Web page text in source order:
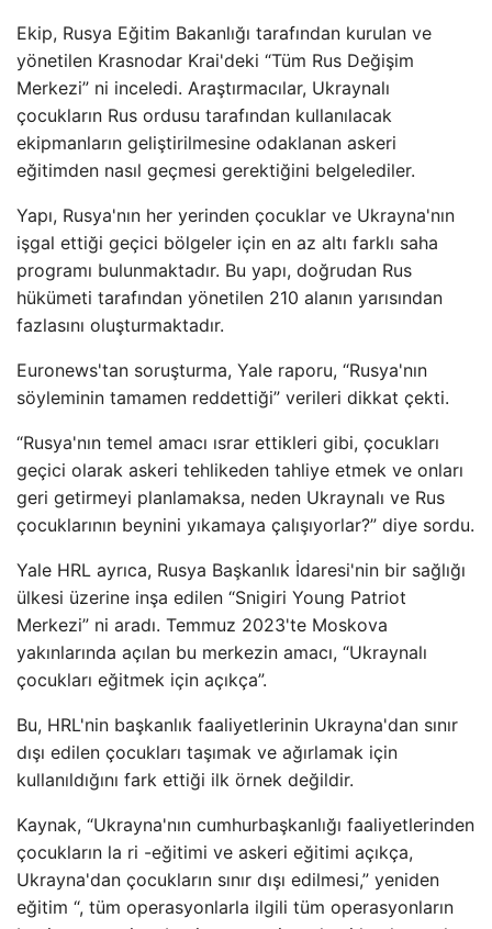
Ekip, Rusya Eğitim Bakanlığı tarafından kurulan ve
yönetilen Krasnodar Krai'deki “Tüm Rus Değişim
Merkezi” ni inceledi. Araştırmacılar, Ukraynalı
çocukların Rus ordusu tarafından kullanılacak
ekipmanların geliştirilmesine odaklanan askeri
eğitimden nasıl geçmesi gerektiğini belgelediler.
Yapı, Rusya'nın her yerinden çocuklar ve Ukrayna'nın
işgal ettiği geçici bölgeler için en az altı farklı saha
programı bulunmaktadır. Bu yapı, doğrudan Rus
hükümeti tarafından yönetilen 210 alanın yarısından
fazlasını oluşturmaktadır.
Euronews'tan soruşturma, Yale raporu, “Rusya'nın
söyleminin tamamen reddettiği” verileri dikkat çekti.
“Rusya'nın temel amacı ısrar ettikleri gibi, çocukları
geçici olarak askeri tehlikeden tahliye etmek ve onları
geri getirmeyi planlamaksa, neden Ukraynalı ve Rus
çocuklarının beynini yıkamaya çalışıyorlar?” diye sordu.
Yale HRL ayrıca, Rusya Başkanlık İdaresi'nin bir sağlığı
ülkesi üzerine inşa edilen “Snigiri Young Patriot
Merkezi” ni aradı. Temmuz 2023'te Moskova
yakınlarında açılan bu merkezin amacı, “Ukraynalı
çocukları eğitmek için açıkça”.
Bu, HRL'nin başkanlık faaliyetlerinin Ukrayna'dan sınır
dışı edilen çocukları taşımak ve ağırlamak için
kullanıldığını fark ettiği ilk örnek değildir.
Kaynak, “Ukrayna'nın cumhurbaşkanlığı faaliyetlerinden
çocukların la ri -eğitimi ve askeri eğitimi açıkça,
Ukrayna'dan çocukların sınır dışı edilmesi,” yeniden
eğitim “, tüm operasyonlarla ilgili tüm operasyonların